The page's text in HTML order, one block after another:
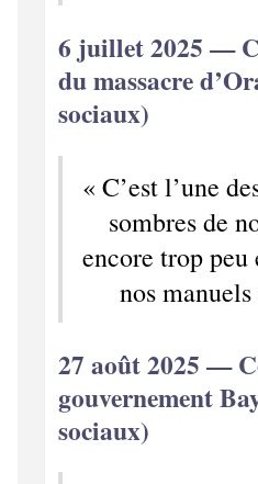
6 juillet 2025 —
du massacre
sociaux)
« C’est l’une
sombres de
encore trop peu
nos
27 août 2025 —
gouvernement
sociaux)